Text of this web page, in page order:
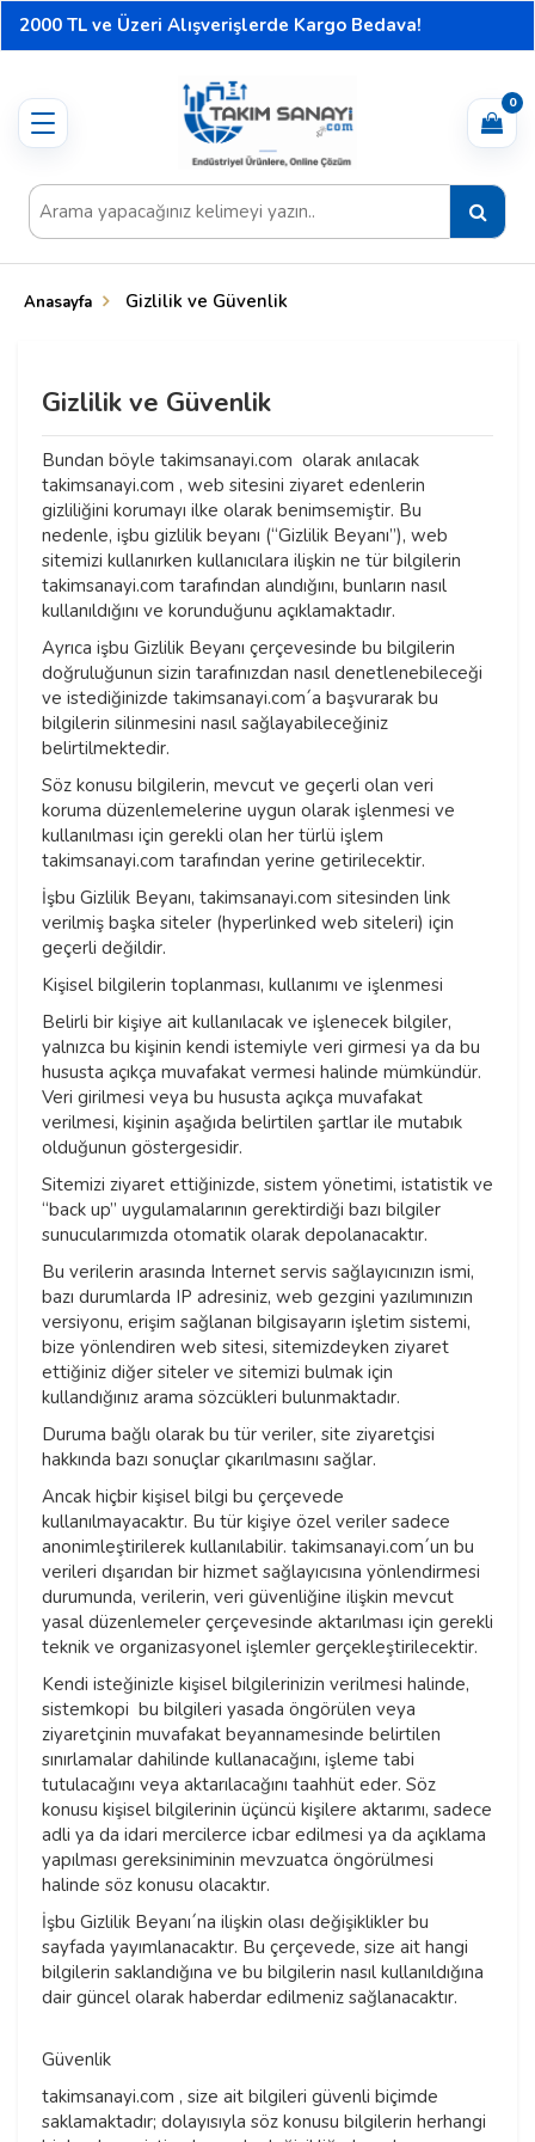
2000 TL ve Üzeri Alışverişlerde Kargo Bedava!
Toggle
0
Anasayfa Gizlilik ve Güvenlik
Gizlilik ve Güvenlik
Bundan böyle takimsanayi.com olarak anılacak
takimsanayi.com , web sitesini ziyaret edenlerin
gizliliğini korumayı ilke olarak benimsemiştir. Bu
nedenle, işbu gizlilik beyanı (“Gizlilik Beyanı”), web
sitemizi kullanırken kullanıcılara ilişkin ne tür bilgilerin
takimsanayi.com tarafından alındığını, bunların nasıl
kullanıldığını ve korunduğunu açıklamaktadır.
Ayrıca işbu Gizlilik Beyanı çerçevesinde bu bilgilerin
doğruluğunun sizin tarafınızdan nasıl denetlenebileceği
ve istediğinizde takimsanayi.com´a başvurarak bu
bilgilerin silinmesini nasıl sağlayabileceğiniz
belirtilmektedir.
Söz konusu bilgilerin, mevcut ve geçerli olan veri
koruma düzenlemelerine uygun olarak işlenmesi ve
kullanılması için gerekli olan her türlü işlem
takimsanayi.com tarafından yerine getirilecektir.
İşbu Gizlilik Beyanı, takimsanayi.com sitesinden link
verilmiş başka siteler (hyperlinked web siteleri) için
geçerli değildir.
Kişisel bilgilerin toplanması, kullanımı ve işlenmesi
Belirli bir kişiye ait kullanılacak ve işlenecek bilgiler,
yalnızca bu kişinin kendi istemiyle veri girmesi ya da bu
hususta açıkça muvafakat vermesi halinde mümkündür.
Veri girilmesi veya bu hususta açıkça muvafakat
verilmesi, kişinin aşağıda belirtilen şartlar ile mutabık
olduğunun göstergesidir.
Sitemizi ziyaret ettiğinizde, sistem yönetimi, istatistik ve
“back up” uygulamalarının gerektirdiği bazı bilgiler
sunucularımızda otomatik olarak depolanacaktır.
Bu verilerin arasında Internet servis sağlayıcınızın ismi,
bazı durumlarda IP adresiniz, web gezgini yazılımınızın
versiyonu, erişim sağlanan bilgisayarın işletim sistemi,
bize yönlendiren web sitesi, sitemizdeyken ziyaret
ettiğiniz diğer siteler ve sitemizi bulmak için
kullandığınız arama sözcükleri bulunmaktadır.
Duruma bağlı olarak bu tür veriler, site ziyaretçisi
hakkında bazı sonuçlar çıkarılmasını sağlar.
Ancak hiçbir kişisel bilgi bu çerçevede
kullanılmayacaktır. Bu tür kişiye özel veriler sadece
anonimleştirilerek kullanılabilir. takimsanayi.com´un bu
verileri dışarıdan bir hizmet sağlayıcısına yönlendirmesi
durumunda, verilerin, veri güvenliğine ilişkin mevcut
yasal düzenlemeler çerçevesinde aktarılması için gerekli
teknik ve organizasyonel işlemler gerçekleştirilecektir.
Kendi isteğinizle kişisel bilgilerinizin verilmesi halinde,
sistemkopi bu bilgileri yasada öngörülen veya
ziyaretçinin muvafakat beyannamesinde belirtilen
sınırlamalar dahilinde kullanacağını, işleme tabi
tutulacağını veya aktarılacağını taahhüt eder. Söz
konusu kişisel bilgilerinin üçüncü kişilere aktarımı, sadece
adli ya da idari mercilerce icbar edilmesi ya da açıklama
yapılması gereksiniminin mevzuatca öngörülmesi
halinde söz konusu olacaktır.
İşbu Gizlilik Beyanı´na ilişkin olası değişiklikler bu
sayfada yayımlanacaktır. Bu çerçevede, size ait hangi
bilgilerin saklandığına ve bu bilgilerin nasıl kullanıldığına
dair güncel olarak haberdar edilmeniz sağlanacaktır.
Güvenlik
takimsanayi.com , size ait bilgileri güvenli biçimde
saklamaktadır; dolayısıyla söz konusu bilgilerin herhangi